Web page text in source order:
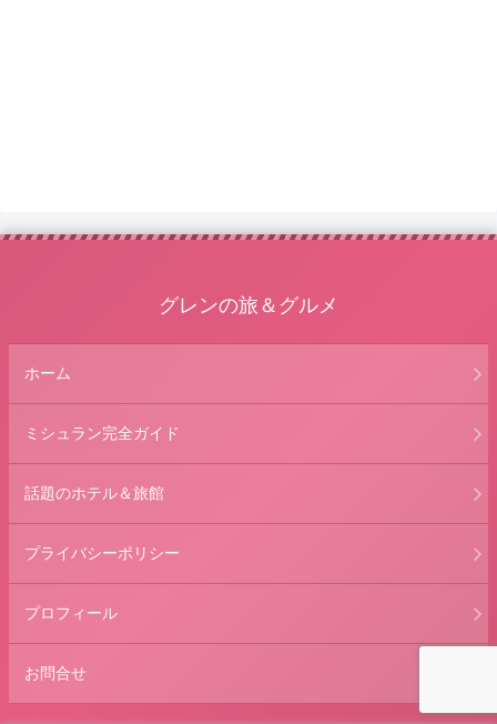
グレンの旅＆グルメ
ホーム
ミシュラン完全ガイド
話題のホテル＆旅館
プライバシーポリシー
プロフィール
お問合せ